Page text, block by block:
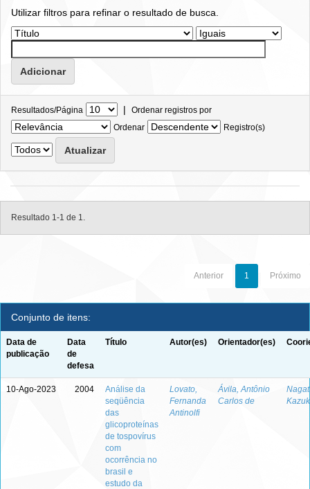
Utilizar filtros para refinar o resultado de busca.
Resultados/Página | Ordenar registros por
Ordenar
Registro(s)
Resultado 1-1 de 1.
Anterior 1 Próximo
Conjunto de itens:
Data de
publicação
Data
de
defesa
Título Autor(es) Orientador(es)
10-Ago-2023 2004
Análise da
seqüência
das
glicoproteínas
de tospovírus
com
ocorrência no
brasil e
estudo da
Lovato,
Fernanda
Antinolfi
Ávila, Antônio
Carlos de